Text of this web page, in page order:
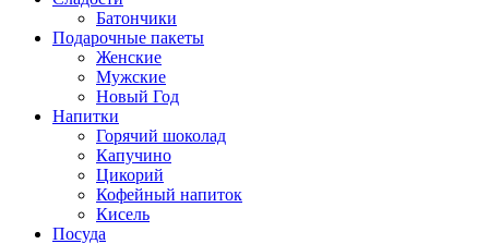
Батончики
Подарочные пакеты
Женские
Мужские
Новый Год
Напитки
Горячий шоколад
Капучино
Цикорий
Кофейный напиток
Кисель
Посуда